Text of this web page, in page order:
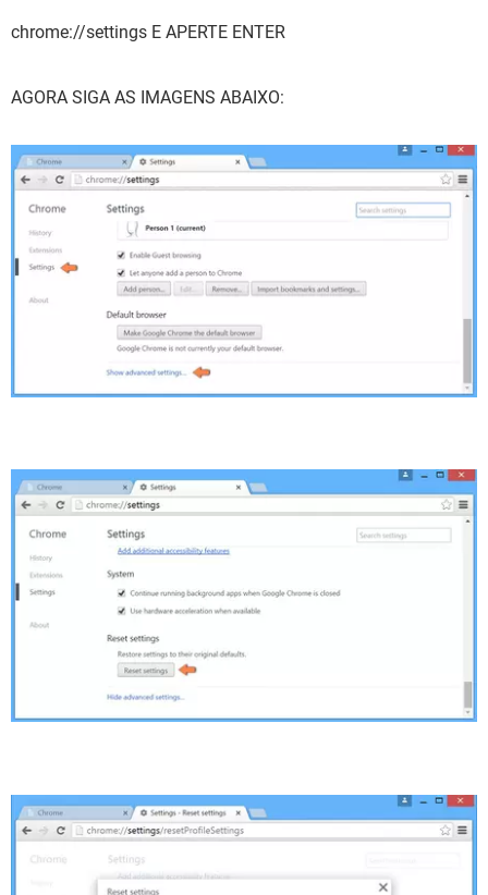
chrome://settings E APERTE ENTER
AGORA SIGA AS IMAGENS ABAIXO: